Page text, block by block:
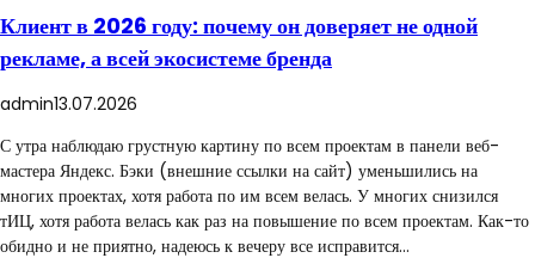
Клиент в 2026 году: почему он доверяет не одной
рекламе, а всей экосистеме бренда
admin13.07.2026
С утра наблюдаю грустную картину по всем проектам в панели веб-
мастера Яндекс. Бэки (внешние ссылки на сайт) уменьшились на
многих проектах, хотя работа по им всем велась. У многих снизился
тИЦ, хотя работа велась как раз на повышение по всем проектам. Как-то
обидно и не приятно, надеюсь к вечеру все исправится…